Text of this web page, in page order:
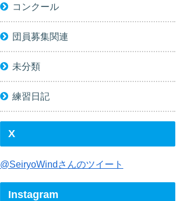
コンクール
団員募集関連
未分類
練習日記
X
@SeiryoWindさんのツイート
Instagram